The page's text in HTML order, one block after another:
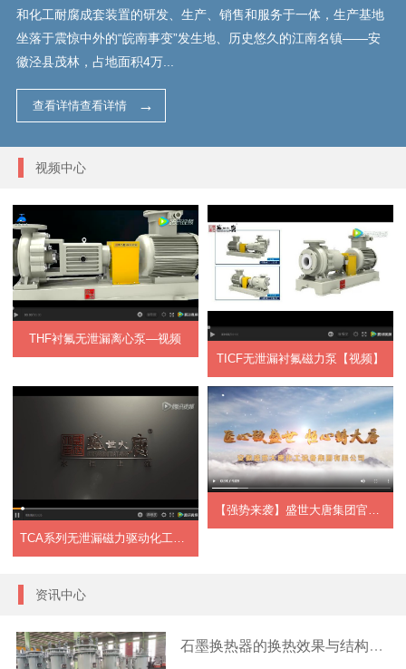
和化工耐腐成套装置的研发、生产、销售和服务于一体，生产基地
坐落于震惊中外的“皖南事变”发生地、历史悠久的江南名镇——安
徽泾县茂林，占地面积4万...
查看详情查看详情
视频中心
THF衬氟无泄漏离心泵—视频
TICF无泄漏衬氟磁力泵【视频】
TCA系列无泄漏磁力驱动化工流程泵【视频
【强势来袭】盛世大唐集团官方宣传片正式上...
资讯中心
石墨换热器的换热效果与结构强度